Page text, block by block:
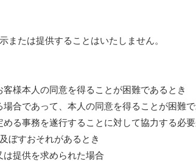
たは提供することはいたしません。
様本人の同意を得ることが困難であるとき
合であって、本人の同意を得ることが困難
る事務を遂行することに対して協力する必
ぼすおそれがあるとき
提供を求められた場合